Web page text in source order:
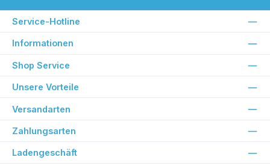
Service-Hotline
Informationen
Shop Service
Unsere Vorteile
Versandarten
Zahlungsarten
Ladengeschäft